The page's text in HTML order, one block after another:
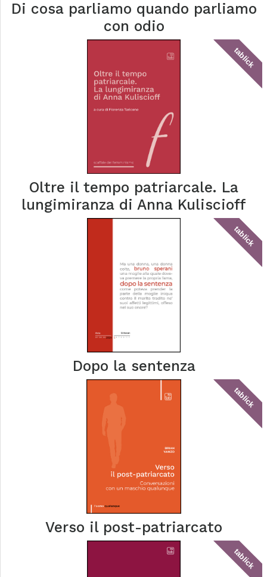
Di cosa parliamo quando parliamo
con odio
tablick
Oltre il tempo patriarcale. La
lungimiranza di Anna Kuliscioff
tablick
Dopo la sentenza
tablick
Verso il post-patriarcato
tablick